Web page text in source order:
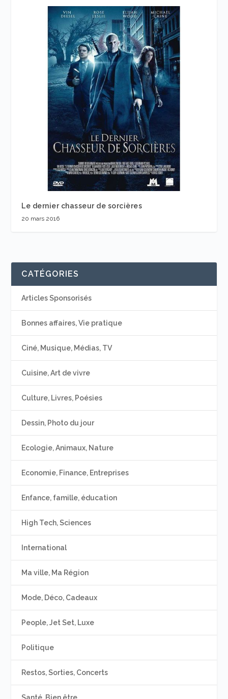
Le dernier chasseur de sorcières
20 mars 2016
CATÉGORIES
Articles Sponsorisés
Bonnes affaires, Vie pratique
Ciné, Musique, Médias, TV
Cuisine, Art de vivre
Culture, Livres, Poésies
Dessin, Photo du jour
Ecologie, Animaux, Nature
Economie, Finance, Entreprises
Enfance, famille, éducation
High Tech, Sciences
International
Ma ville, Ma Région
Mode, Déco, Cadeaux
People, Jet Set, Luxe
Politique
Restos, Sorties, Concerts